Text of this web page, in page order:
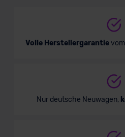
Volle Herstellergarantie
Nur deutsche Neuwagen,